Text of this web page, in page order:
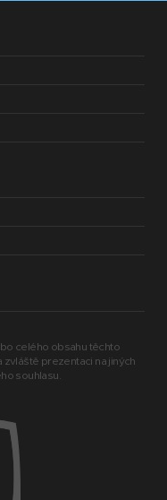
celého obsahu těchto
prezentaci na jiných
souhlasu.